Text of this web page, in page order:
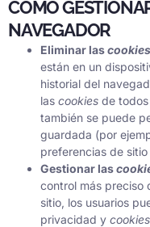
CÓMO
NAVEGADOR
Eliminar lascookies
están en un
historial del
las cookies de
también se puede
guardada (por
preferencias de
Gestionar las
control más preciso
sitio, los usuarios
privacidad y cookies